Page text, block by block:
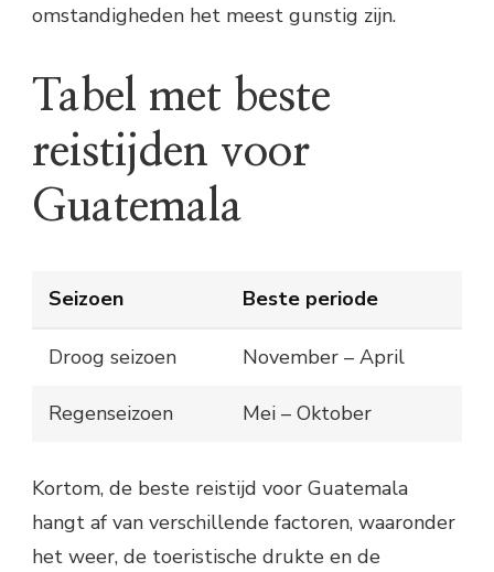
omstandigheden het meest gunstig zijn.
Tabel met beste
reistijden voor
Guatemala
Seizoen Beste periode
Droog seizoen November – April
Regenseizoen Mei – Oktober
Kortom, de beste reistijd voor Guatemala
hangt af van verschillende factoren, waaronder
het weer, de toeristische drukte en de